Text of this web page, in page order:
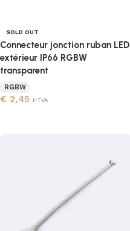
SOLD OUT
Connecteur jonction ruban LED
extérieur IP66 RGBW
transparent
RGBW
€ 2,45 HTVA